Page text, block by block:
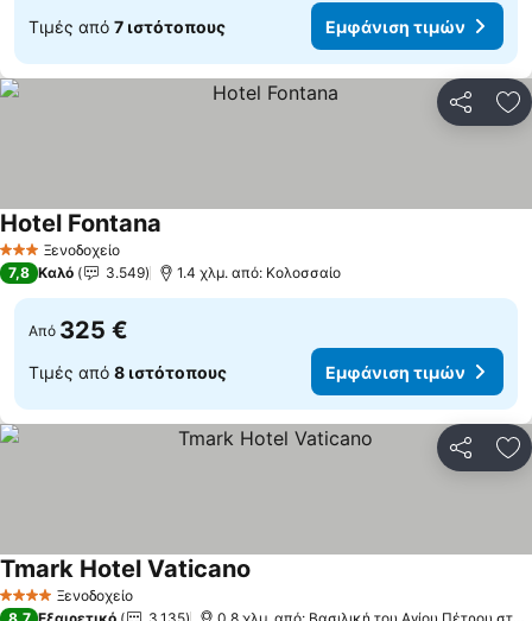
Τιμές από 7 ιστότοπους Εμφάνιση τιμών
3 ΑστέριαΞενοδοχείο
Hotel Fontana
7,8 Καλό 3.549 1.4 χλμ. από: Κολοσσαίο
Από 325 €
Τιμές από 8 ιστότοπους Εμφάνιση τιμών
4 ΑστέριαΞενοδοχείο
Tmark Hotel Vaticano